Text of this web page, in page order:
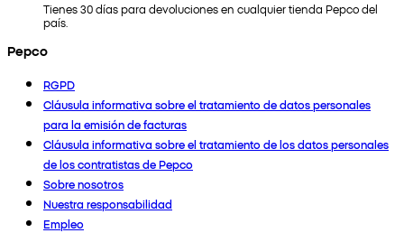
Tienes 30 días para devoluciones en cualquier tienda Pepco del
país.
Pepco
RGPD
Cláusula informativa sobre el tratamiento de datos personales
para la emisión de facturas
Cláusula informativa sobre el tratamiento de los datos personales
de los contratistas de Pepco
Sobre nosotros
Nuestra responsabilidad
Empleo